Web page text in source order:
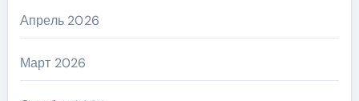
Апрель 2026
Март 2026